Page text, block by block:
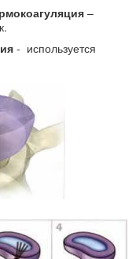
–
- используется